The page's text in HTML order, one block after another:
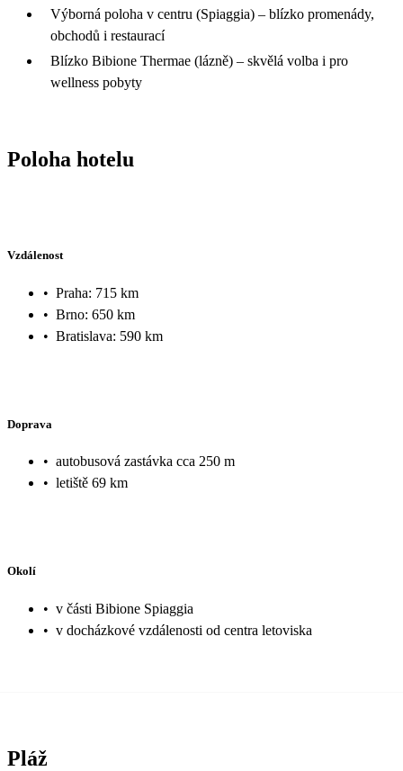
Výborná poloha v centru (Spiaggia) – blízko promenády,
obchodů i restaurací
Blízko Bibione Thermae (lázně) – skvělá volba i pro
wellness pobyty
Poloha hotelu
Vzdálenost
• Praha: 715 km
• Brno: 650 km
• Bratislava: 590 km
Doprava
• autobusová zastávka cca 250 m
• letiště 69 km
Okolí
• v části Bibione Spiaggia
• v docházkové vzdálenosti od centra letoviska
Pláž